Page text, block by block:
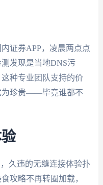
证券APP，凌晨两点点
发现是当地DNS污
种专业团队支持的价
为珍贵——毕竟谁都不
久违的无缝连接体验扑
攻略不再转圈加载，